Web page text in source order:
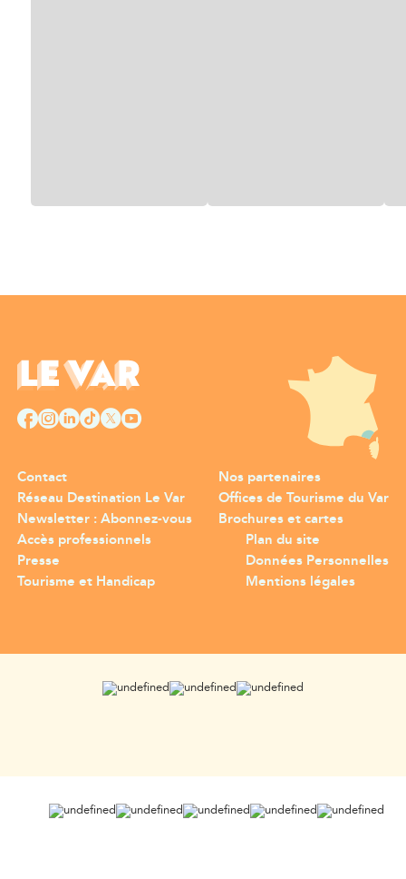
Contact
Réseau Destination Le Var
Newsletter : Abonnez-vous
Nos partenaires
Offices de Tourisme du Var
Brochures et cartes
Accès professionnels
Presse
Tourisme et Handicap
Plan du site
Données Personnelles
Mentions légales